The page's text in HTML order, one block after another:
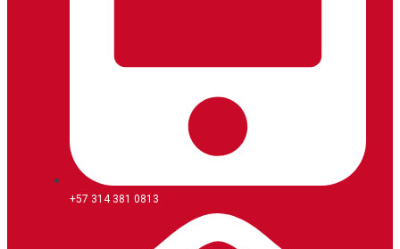
+57 314 381 0813